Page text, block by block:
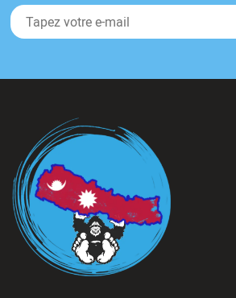
E
-
m
i